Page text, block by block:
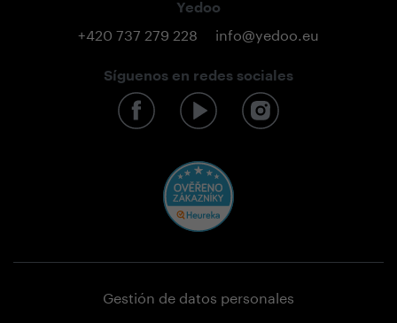
Yedoo
+420 737 279 228 info@yedoo.eu
Síguenos en redes sociales
Gestión de datos personales